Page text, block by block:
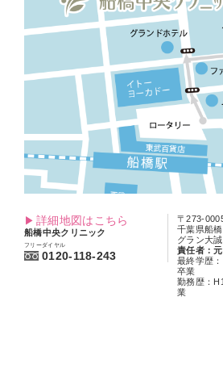
詳細地図はこちら
船橋中央クリニック
フリーダイヤル
0120-118-243
〒273-
千葉県船
グラン大
責任者：
最終学歴
卒業
勤務歴：
業